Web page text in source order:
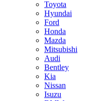
Toyota
Hyundai
Ford
Honda
Mazda
Mitsubishi
Audi
Bentley
Kia
Nissan
Isuzu